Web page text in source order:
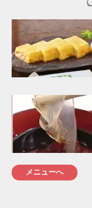
メニューへ